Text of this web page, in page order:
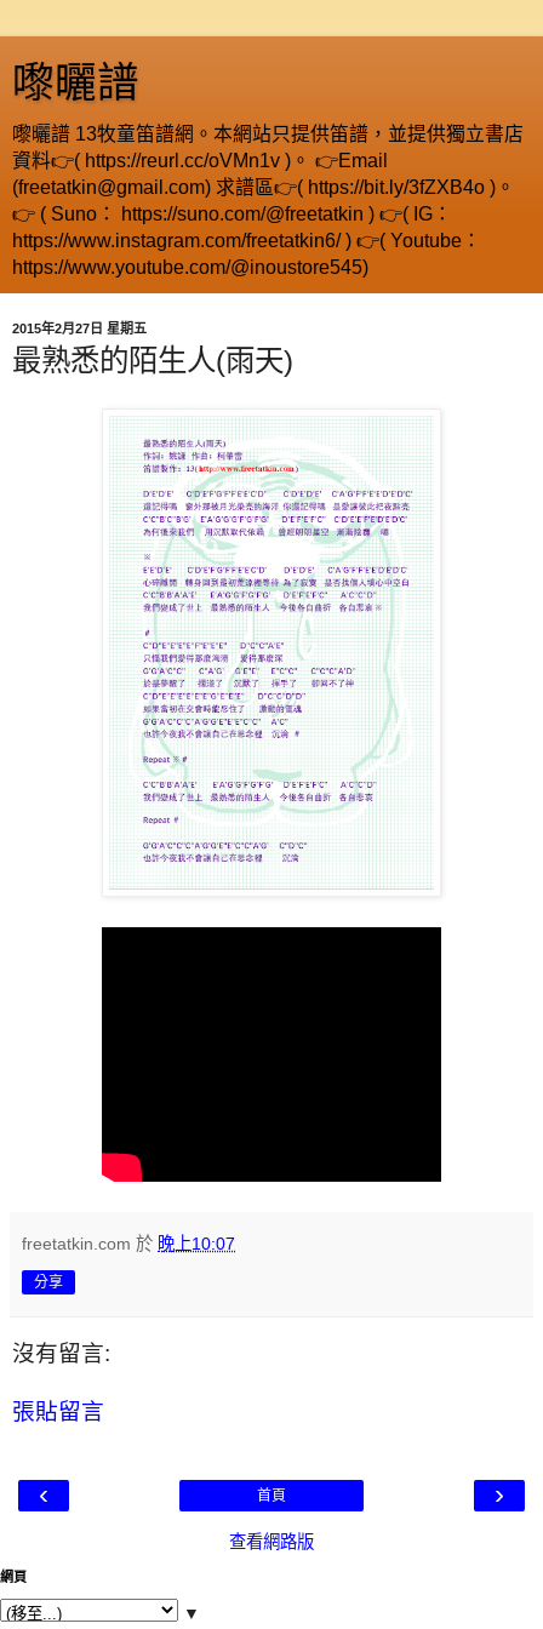
嚟曬譜
嚟曬譜 13牧童笛譜網。本網站只提供笛譜，並提供獨立書店
資料👉( https://reurl.cc/oVMn1v )。 👉Email
(freetatkin@gmail.com) 求譜區👉( https://bit.ly/3fZXB4o )。
👉 ( Suno： https://suno.com/@freetatkin ) 👉( IG：
https://www.instagram.com/freetatkin6/ ) 👉( Youtube：
https://www.youtube.com/@inoustore545)
2015年2月27日 星期五
最熟悉的陌生人(雨天)
freetatkin.com 於 晚上10:07
分享
沒有留言:
張貼留言
‹ ›
首頁
查看網路版
網頁
▼